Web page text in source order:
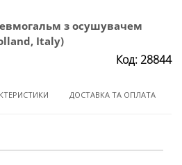
з осушувачем
Italy)
Код: 28844
ДОСТАВКА ТА ОПЛАТА